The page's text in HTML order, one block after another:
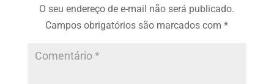
O seu endereço de e-mail não será publicado.
Campos obrigatórios são marcados com*